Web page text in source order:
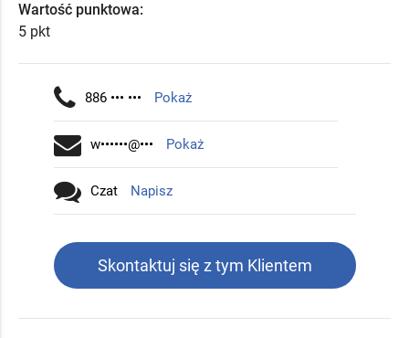
Wartość punktowa:
5 pkt
886 ••• ••• Pokaż
w••••••@••• Pokaż
Czat Napisz
Skontaktuj się z tym Klientem